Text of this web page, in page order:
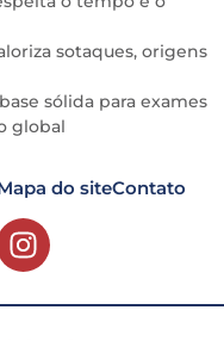
sotaques, origens
sólida para exames
global
do siteContato